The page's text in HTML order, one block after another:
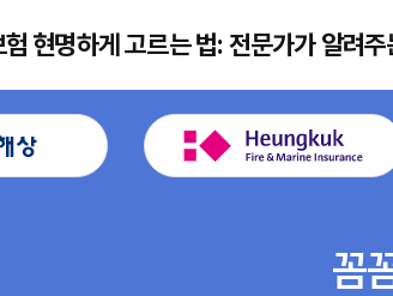
현명하게 고르는 법: 전문가가 알려주
꼼